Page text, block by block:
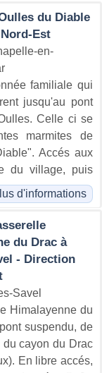
du Diable
Est
en-
familiale qui
jusqu'au pont
Celle ci se
marmites de
Accés aux
du village, puis
d'informations
du Drac à
- Direction
Savel
Himalayenne du
suspendu, de
cayon du Drac
En libre accés,